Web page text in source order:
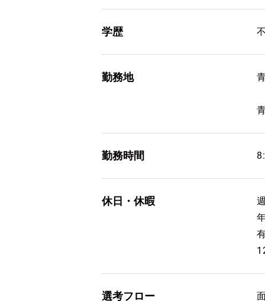
学歴
勤務地
勤務時間
休日・休暇
選考フロー